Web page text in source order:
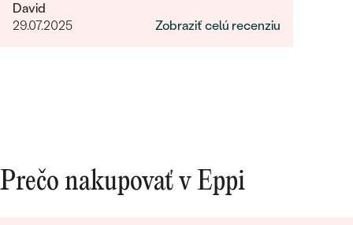
David
29.07.2025
Zobraziť celú recenziu
Prečo nakupovať v Eppi